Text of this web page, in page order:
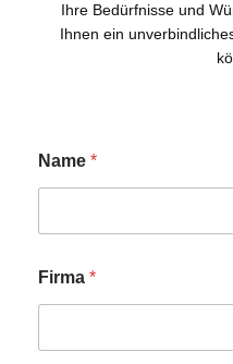
Ihre Bedürfnisse und
Ihnen ein
Name *
Firma *